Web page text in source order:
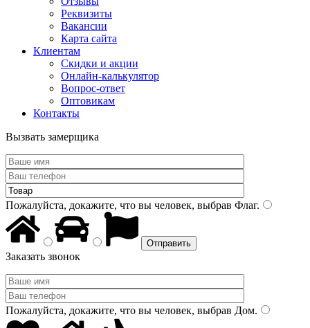
Реквизиты
Вакансии
Карта сайта
Клиентам
Скидки и акции
Онлайн-калькулятор
Вопрос-ответ
Оптовикам
Контакты
Вызвать замерщика
Пожалуйста, докажите, что вы человек, выбрав Флаг.
Заказать звонок
Пожалуйста, докажите, что вы человек, выбрав Дом.